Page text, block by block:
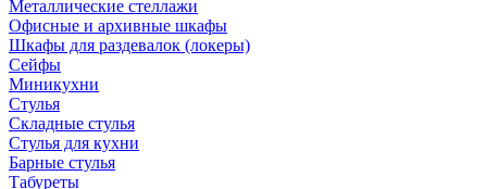
Металлические стеллажи
Офисные и архивные шкафы
Шкафы для раздевалок (локеры)
Сейфы
Миникухни
Стулья
Складные стулья
Стулья для кухни
Барные стулья
Табуреты